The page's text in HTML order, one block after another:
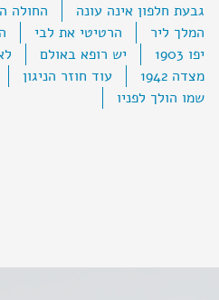
גבעת חלפון אינה עונה
החולה
המלך ליר
הרטיטי את לבי
יפו 1903
יש רופא באולם
מצדה 1942
עוד חוזר הניגון
שמו הולך לפניו